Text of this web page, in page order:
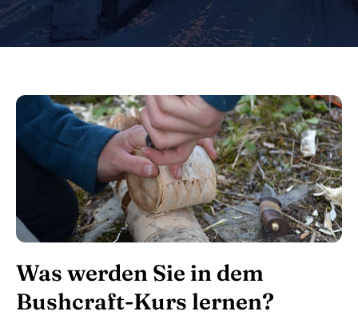
Was werden Sie in dem
Bushcraft-Kurs lernen?